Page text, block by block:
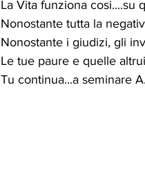
La Vita funziona cosi....su
Nonostante tutta la
Nonostante i giudizi, gli
Le tue paure e quelle
Tu continua...a seminare